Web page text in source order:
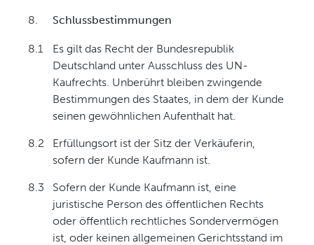
8. Schlussbestimmungen
8.1
Es gilt das Recht der Bundesrepublik
Deutschland unter Ausschluss des UN-
Kaufrechts. Unberührt bleiben zwingende
Bestimmungen des Staates, in dem der Kunde
seinen gewöhnlichen Aufenthalt hat.
8.2
Erfüllungsort ist der Sitz der Verkäuferin,
sofern der Kunde Kaufmann ist.
8.3
Sofern der Kunde Kaufmann ist, eine
juristische Person des öffentlichen Rechts
oder öffentlich rechtliches Sondervermögen
ist, oder keinen allgemeinen Gerichtsstand im